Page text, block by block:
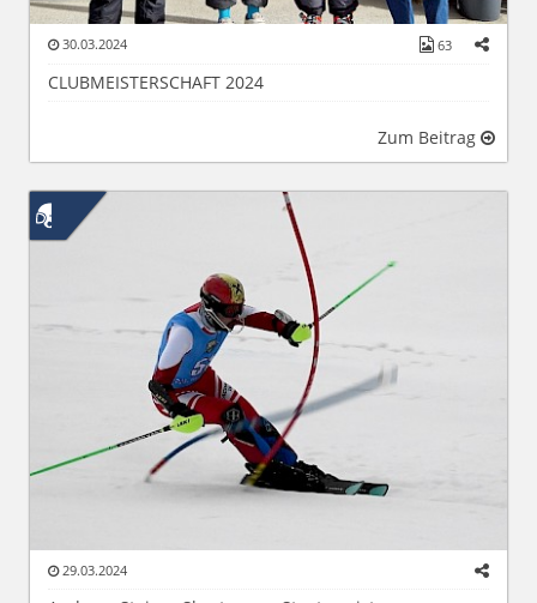
30.03.2024 63
CLUBMEISTERSCHAFT 2024
Zum Beitrag
29.03.2024